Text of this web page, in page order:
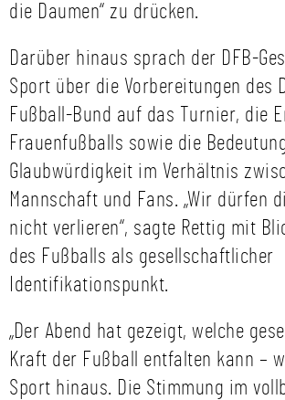
die Daumen“ zu drücken.
Darüber hinaus sprach der DFB-
Sport über die Vorbereitungen des
Fußball-Bund auf das Turnier, die
Frauenfußballs sowie die
Glaubwürdigkeit im Verhältnis
Mannschaft und Fans. „Wir dürfen
nicht verlieren“, sagte Rettig mit
des Fußballs als gesellschaftlicher
Identifikationspunkt.
„Der Abend hat gezeigt, welche
Kraft der Fußball entfalten kann –
Sport hinaus. Die Stimmung im